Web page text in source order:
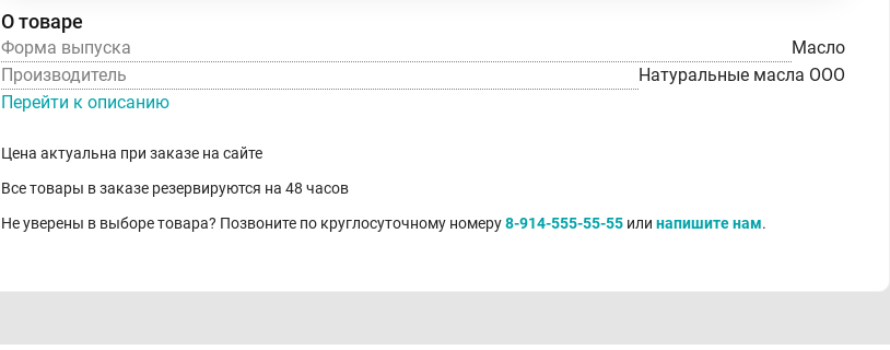
О товаре
Форма выпуска
Масло
Производитель
Натуральные масла ООО
Перейти к описанию
Цена актуальна при заказе на сайте
Все товары в заказе резервируются на 48 часов
Не уверены в выборе товара? Позвоните по круглосуточному номеру8-914-555-55-55 или напишите нам.